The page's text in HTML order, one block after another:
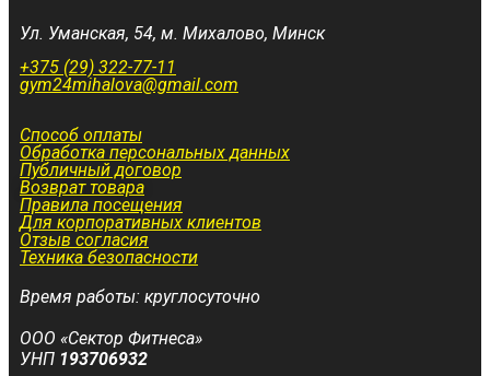
Ул. Уманская, 54, м. Михалово, Минск
+375 (29) 322-77-11
gym24mihalova@gmail.com
Способ оплаты
Обработка персональных данных
Публичный договор
Возврат товара
Правила посещения
Для корпоративных клиентов
Отзыв согласия
Техника безопасности
Время работы: круглосуточно
ООО «Сектор Фитнеса»
УНП 193706932